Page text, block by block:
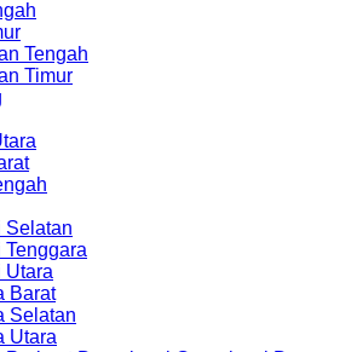
Tengah
Timur
Selatan
Utara
Barat
Selatan
Utara